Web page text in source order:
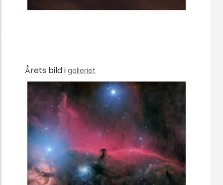
Årets bild i galleriet